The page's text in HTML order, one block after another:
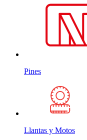
Pines
Llantas y Motos